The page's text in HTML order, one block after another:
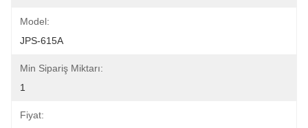
Model:
JPS-615A
Min Sipariş Miktarı:
1
Fiyat: